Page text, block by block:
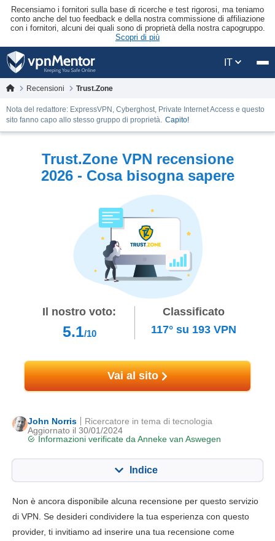
Recensiamo i fornitori sulla base di ricerche e test rigorosi, ma teniamo
conto anche del tuo feedback e della nostra commissione di affiliazione
con i fornitori, alcuni dei quali sono di proprietà della nostra capogruppo.
Scopri di più
IT
Recensioni Trust.Zone
Nota del redattore: ExpressVPN, Cyberghost, Private Internet Access e questo
sito fanno capo allo stesso gruppo di proprietà. Capito!
Trust.Zone VPN recensione
2026 - Cosa bisogna sapere
Il nostro voto:
5.1/10
Classificato
117° su 193 VPN
Vai al sito
John Norris
Aggiornato il 30/01/2024
Informazioni verificate daAnneke van Aswegen
Ricercatore in tema di tecnologia
Indice
Funzionalità chiave 5.0
Installazione e app 5.4
Non è ancora disponibile alcuna recensione per questo servizio
di VPN. Se desideri condividere la tua esperienza con questo
provider, ti invitiamo ad inserire una tua recensione come